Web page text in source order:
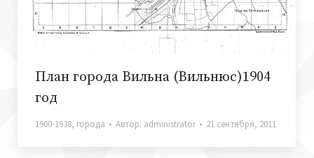
План города Вильна (Вильнюс)1904
год
1900-1938, города Автор: administrator 21 сентября, 2011